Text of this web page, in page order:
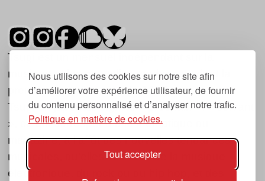
Nous utilisons des cookies sur notre site afin
d’améliorer votre expérience utilisateur, de fournir
du contenu personnalisé et d’analyser notre trafic.
Politique en matière de cookies.
Tout accepter
Tsugi est un mensuel indépendant sur la
musique et les nouvelles tendances, dont la
première parution date de 2007.
Tsugi en japonais signifie « prochain », « suivant
», ce qui correspond à la thématique du
magazine, à l’affût des nouvelles tendances
musicales, qu’elles viennent de la musique
électronique, du rock ou du hip hop, et des